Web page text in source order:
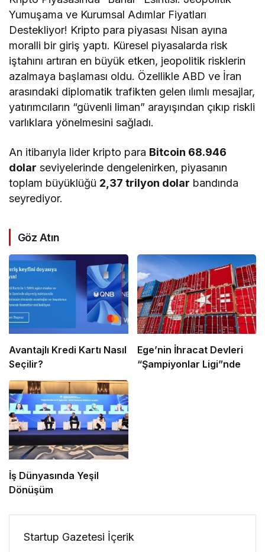
Yumuşama ve Kurumsal Adımlar Fiyatları
Destekliyor! Kripto para piyasası Nisan ayına
moralli bir giriş yaptı. Küresel piyasalarda risk
iştahını artıran en büyük etken, jeopolitik risklerin
azalmaya başlaması oldu. Özellikle ABD ve İran
arasındaki diplomatik trafikten gelen ılımlı mesajlar,
yatırımcıların “güvenli liman” arayışından çıkıp riskli
varlıklara yönelmesini sağladı.
An itibarıyla lider kripto para Bitcoin 68.946
dolar seviyelerinde dengelenirken, piyasanın
toplam büyüklüğü 2,37 trilyon dolar bandında
seyrediyor.
Göz Atın
Avantajlı Kredi Kartı Nasıl
Seçilir?
Ege’nin İhracat Devleri
“Şampiyonlar Ligi”nde
İş Dünyasında Yeşil
Dönüşüm
Startup Gazetesi İçerik